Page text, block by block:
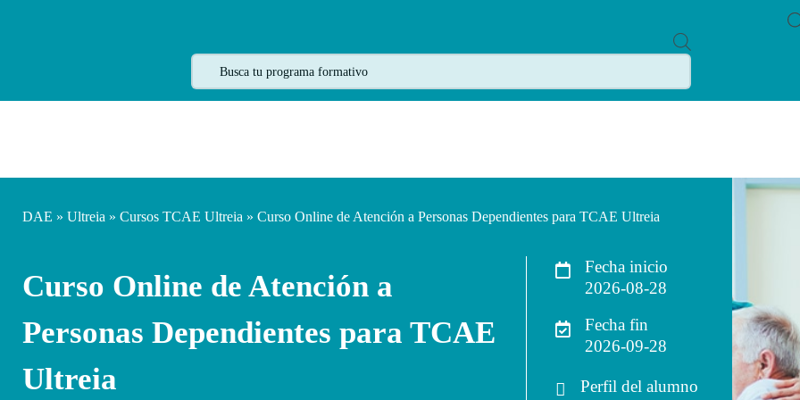
R
D
A
DAE » Ultreia » Cursos TCAE Ultreia » Curso Online de Atención a Personas Dependientes para TCAE Ultreia
Curso Online de Atención a
Personas Dependientes para TCAE
Ultreia
Fecha inicio
2026-08-28
Fecha fin
2026-09-28
Perfil del alumno